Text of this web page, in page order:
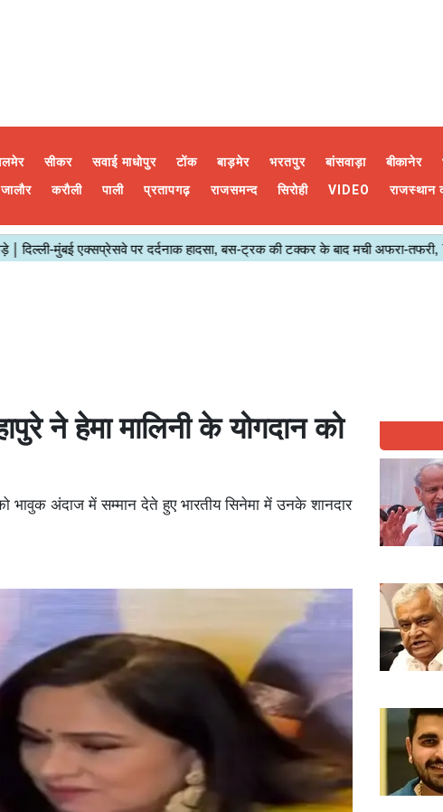
सीकर सवाई माधोपुर टोंक बाड़मेर भरतपुर बांसवाड़ा बीकानेर
जालौर करौली पाली प्रतापगढ़ राजसमन्द सिरोही VIDEO राजस्थान
ने हेमा मालिनी के योगदान को
भावुक अंदाज में सम्मान देते हुए भारतीय सिनेमा में उनके शानदार